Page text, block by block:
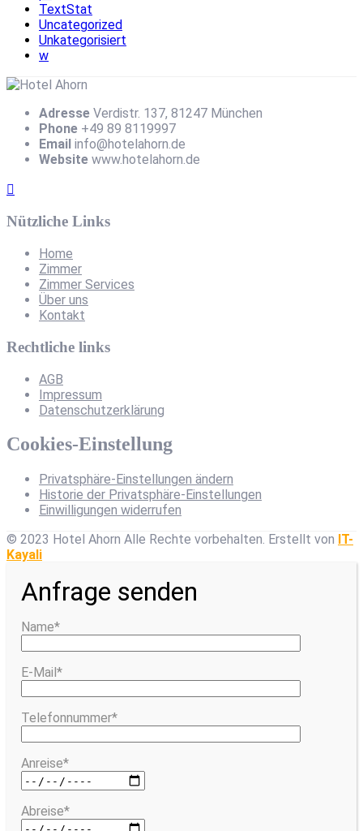
TextStat
Uncategorized
Unkategorisiert
w
Adresse Verdistr. 137, 81247 München
Phone +49 89 8119997
Email info@hotelahorn.de
Website www.hotelahorn.de
Nützliche Links
Home
Zimmer
Zimmer Services
Über uns
Kontakt
Rechtliche links
AGB
Impressum
Datenschutzerklärung
Cookies-Einstellung
Privatsphäre-Einstellungen ändern
Historie der Privatsphäre-Einstellungen
Einwilligungen widerrufen
© 2023 Hotel Ahorn Alle Rechte vorbehalten. Erstellt von IT-
Kayali
Anfrage senden
Name*
E-Mail*
Telefonnummer*
Anreise*
Abreise*